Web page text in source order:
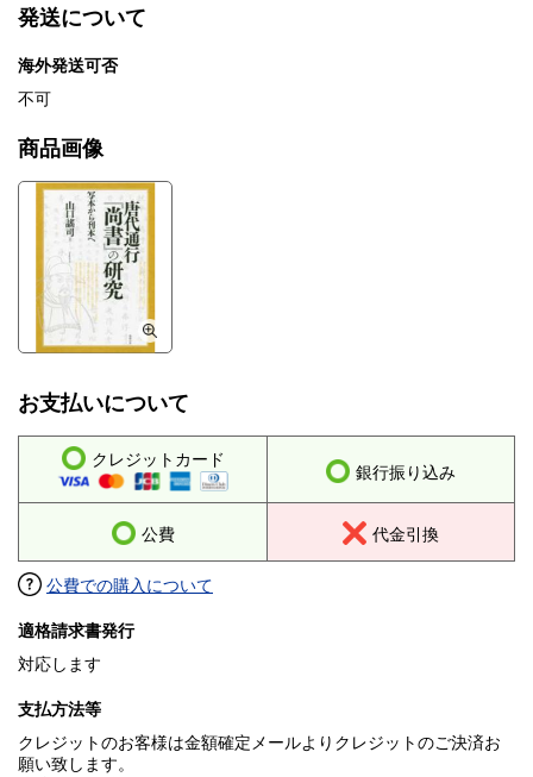
発送について
海外発送可否
不可
商品画像
お支払いについて
クレジットカード
銀行振り込み
公費 代金引換
公費での購入について
適格請求書発行
対応します
支払方法等
クレジットのお客様は金額確定メールよりクレジットのご決済お
願い致します。